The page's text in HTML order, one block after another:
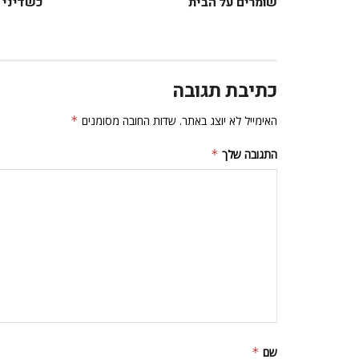
כתיבת תגובה
האימייל לא יוצג באתר. שדות החובה מסומנים *
התגובה שלך *
שם *